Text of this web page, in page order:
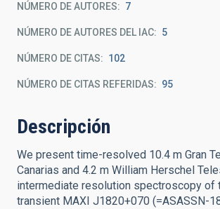
NÚMERO DE AUTORES 7
NÚMERO DE AUTORES DEL IAC 5
NÚMERO DE CITAS 102
NÚMERO DE CITAS REFERIDAS 95
Descripción
We present time-resolved 10.4 m Gran
Canarias and 4.2 m William Herschel
intermediate resolution spectroscopy of
transient MAXI J1820+070 (=ASASSN-